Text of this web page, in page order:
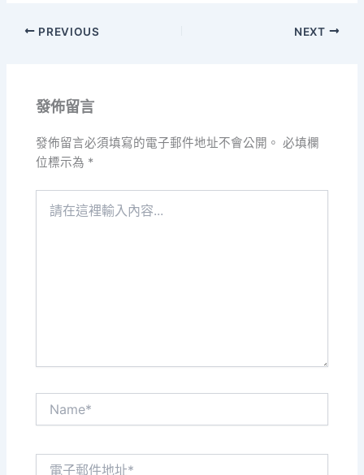
PREVIOUS NEXT
發佈留言
發佈留言必須填寫的電子郵件地址不會公開。 必填欄
位標示為 *